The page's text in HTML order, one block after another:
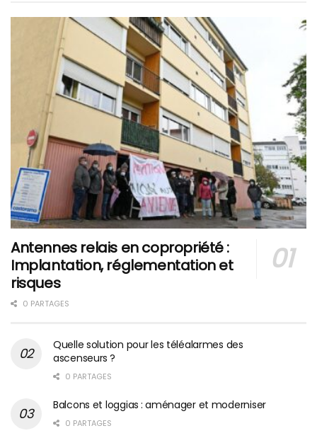
Antennes relais en copropriété :
Implantation, réglementation et
risques
0 PARTAGES
Quelle solution pour les téléalarmes des
ascenseurs ?
0 PARTAGES
Balcons et loggias : aménager et moderniser
0 PARTAGES